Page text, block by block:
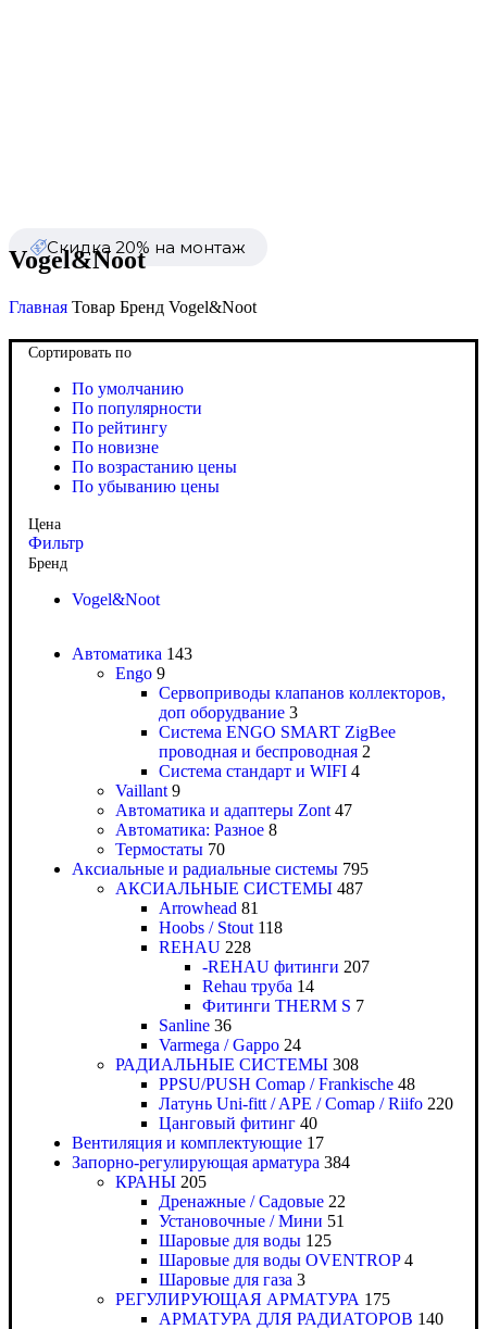
Скидка 20% на монтаж
Vogel&Noot
Главная Товар Бренд Vogel&Noot
Сортировать по
По умолчанию
По популярности
По рейтингу
По новизне
По возрастанию цены
По убыванию цены
Цена
Фильтр
Бренд
Vogel&Noot
Автоматика 143
Engo 9
Сервоприводы клапанов коллекторов,
доп оборудвание 3
Система ENGO SMART ZigBee
проводная и беспроводная 2
Система стандарт и WIFI 4
Vaillant 9
Автоматика и адаптеры Zont 47
Автоматика: Разное 8
Термостаты 70
Аксиальные и радиальные системы 795
АКСИАЛЬНЫЕ СИСТЕМЫ 487
Arrowhead 81
Hoobs / Stout 118
REHAU 228
-REHAU фитинги 207
Rehau труба 14
Фитинги THERM S 7
Sanline 36
Varmega / Gappo 24
РАДИАЛЬНЫЕ СИСТЕМЫ 308
PPSU/PUSH Comap / Frankische 48
Латунь Uni-fitt / APE / Comap / Riifo 220
Цанговый фитинг 40
Вентиляция и комплектующие 17
Запорно-регулирующая арматура 384
КРАНЫ 205
Дренажные / Садовые 22
Установочные / Мини 51
Шаровые для воды 125
Шаровые для воды OVENTROP 4
Шаровые для газа 3
РЕГУЛИРУЮЩАЯ АРМАТУРА 175
АРМАТУРА ДЛЯ РАДИАТОРОВ 140